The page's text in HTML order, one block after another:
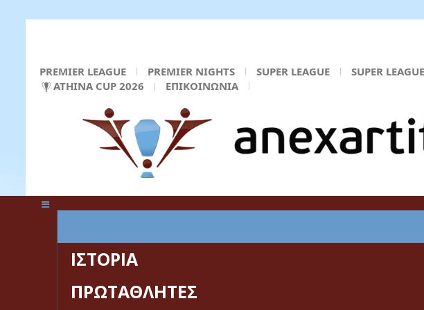
PREMIER LEAGUE PREMIER NIGHTS SUPER LEAGUE SUPER
ATHINA CUP 2026
ΕΠΙΚΟΙΝΩΝΙΑ
ΙΣΤΟΡΙΑ
ΠΡΩΤΑΘΛΗΤΕΣ